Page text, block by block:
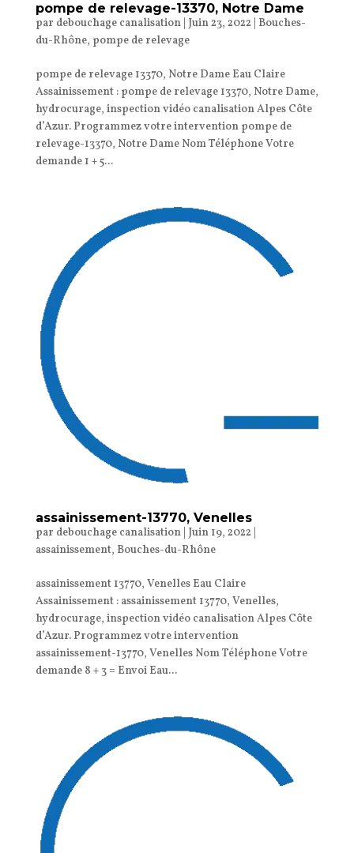
pompe de relevage-13370, Notre Dame
par debouchage canalisation| Juin 23, 2022 Bouches-
du-Rhône, pompe de relevage
pompe de relevage 13370, Notre Dame Eau Claire
Assainissement : pompe de relevage 13370, Notre Dame,
hydrocurage, inspection vidéo canalisation Alpes Côte
d’Azur. Programmez votre intervention pompe de
relevage-13370, Notre Dame Nom Téléphone Votre
demande 1 + 5...
assainissement-13770, Venelles
par debouchage canalisation| Juin 19, 2022
assainissement, Bouches-du-Rhône
assainissement 13770, Venelles Eau Claire
Assainissement : assainissement 13770, Venelles,
hydrocurage, inspection vidéo canalisation Alpes Côte
d’Azur. Programmez votre intervention
assainissement-13770, Venelles Nom Téléphone Votre
demande 8 + 3 = Envoi Eau...